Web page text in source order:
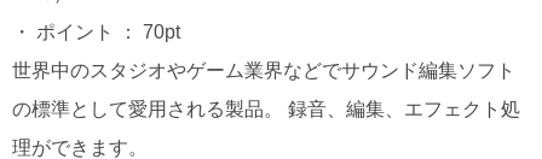
・ ポイント ： 70pt
世界中のスタジオやゲーム業界などでサウンド編集ソフト
の標準として愛用される製品。 録音、編集、エフェクト処
理ができます。